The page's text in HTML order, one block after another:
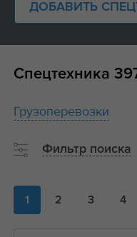
ДОБАВИТЬ
Спецтехника
1 2 3 4
Грузоперевозки
Фильтр поиска